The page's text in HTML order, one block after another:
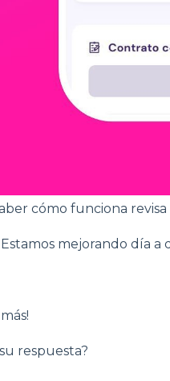
cómo funciona
mejorando día a
respuesta?